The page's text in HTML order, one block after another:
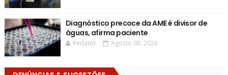
Diagnóstico precoce da AME é divisor de
águas, afirma paciente
Redator Agosto 08, 2026